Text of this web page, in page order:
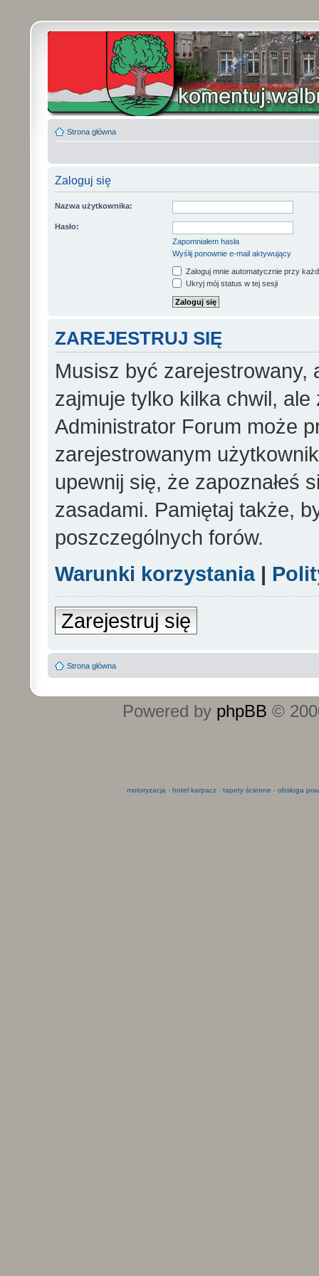
Strona główna
Zaloguj się
Nazwa użytkownika:
Hasło:
Zapomniałem hasła
Wyślij ponownie e-mail aktywujący
Zaloguj mnie automatycznie przy
Ukryj mój status w tej sesji
ZAREJESTRUJ SIĘ
Musisz być zarejestrowany,
zajmuje tylko kilka chwil,
Administrator Forum może
zarejestrowanym
upewnij się, że zapoznałeś
zasadami. Pamiętaj także,
poszczególnych forów.
Warunki korzystania|
Zarejestruj się
Strona główna
Powered by phpBB ©
motoryzacja - hotel karpacz- tapety ścienne - obsługa